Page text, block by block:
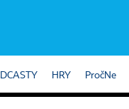
HRY PročNe